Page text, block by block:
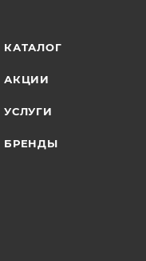
КАТАЛОГ
АКЦИИ
УСЛУГИ
БРЕНДЫ